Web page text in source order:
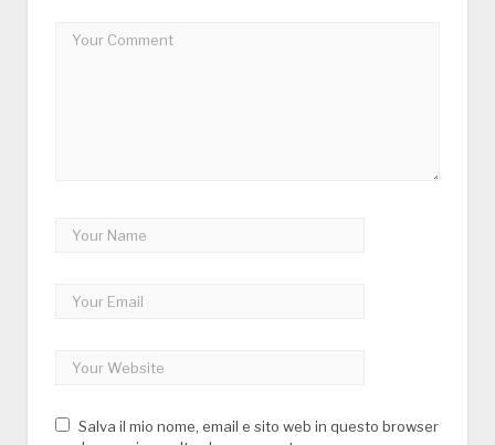
Salva il mio nome, email e sito web in questo browser